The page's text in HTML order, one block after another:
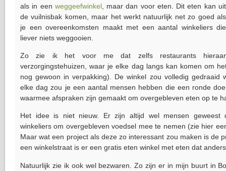
als in een weggeefwinkel, maar dan voor eten. Dit eten kan uit
de vuilnisbak komen, maar het werkt natuurlijk net zo goed als
je een overeenkomsten maakt met een aantal winkeliers die
liever niets weggooien.
Zo zie ik het voor me dat zelfs restaurants
verzorgingstehuizen, waar je elke dag langs kan komen om
nog gewoon in verpakking). De winkel zou volledig gedraaid
elke dag zou je een aantal mensen hebben die een ronde
waarmee afspraken zijn gemaakt om overgebleven eten op te
Het idee is niet nieuw. Er zijn altijd wel mensen geweest
winkeliers om overgebleven voedsel mee te nemen (zie hier
Maar wat een project als deze zo interessant zou maken is de
een winkelstraat is er een gratis eten winkel met eten dat
Natuurlijk zie ik ook wel bezwaren. Zo zijn er in mijn buurt in